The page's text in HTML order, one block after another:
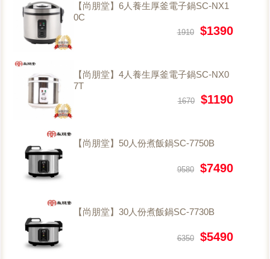
【尚朋堂】6人養生厚釜電子鍋SC-NX1
0C
1910 $1390
【尚朋堂】4人養生厚釜電子鍋SC-NX0
7T
1670 $1190
【尚朋堂】50人份煮飯鍋SC-7750B
9580 $7490
【尚朋堂】30人份煮飯鍋SC-7730B
6350 $5490